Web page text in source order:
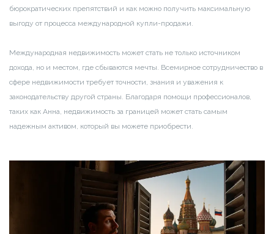
бюрократических препятствий и как можно получить максимальную
выгоду от процесса международной купли-продажи.
Международная недвижимость может стать не только источником
дохода, но и местом, где сбываются мечты. Всемирное сотрудничество в
сфере недвижимости требует точности, знания и уважения к
законодательству другой страны. Благодаря помощи профессионалов,
таких как Анна, недвижимость за границей может стать самым
надежным активом, который вы можете приобрести.